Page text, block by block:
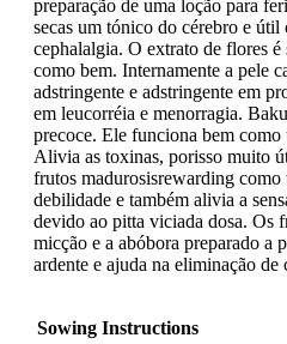
preparação de uma loção para
secas um tónico do cérebro e
cephalalgia. O extrato de flores é
como bem. Internamente a pele
adstringente e adstringente em
em leucorréia e menorragia.
precoce. Ele funciona bem
Alivia as toxinas, porisso muito
frutos madurosisrewarding como
debilidade e também alivia a
devido ao pitta viciada dosa. Os
micção e a abóbora preparado a
ardente e ajuda na eliminação de
Sowing Instructions